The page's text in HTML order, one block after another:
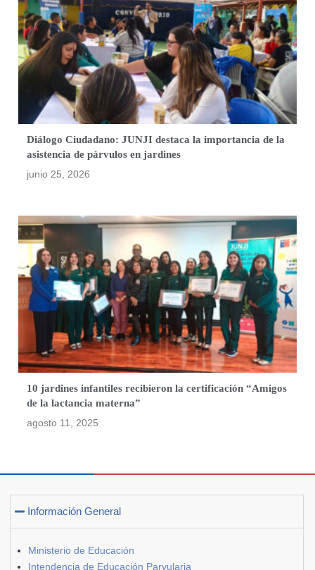
Diálogo Ciudadano: JUNJI destaca la importancia de la
asistencia de párvulos en jardines
junio 25, 2026
10 jardines infantiles recibieron la certificación “Amigos
de la lactancia materna”
agosto 11, 2025
Información General
Ministerio de Educación
Intendencia de Educación Parvularia